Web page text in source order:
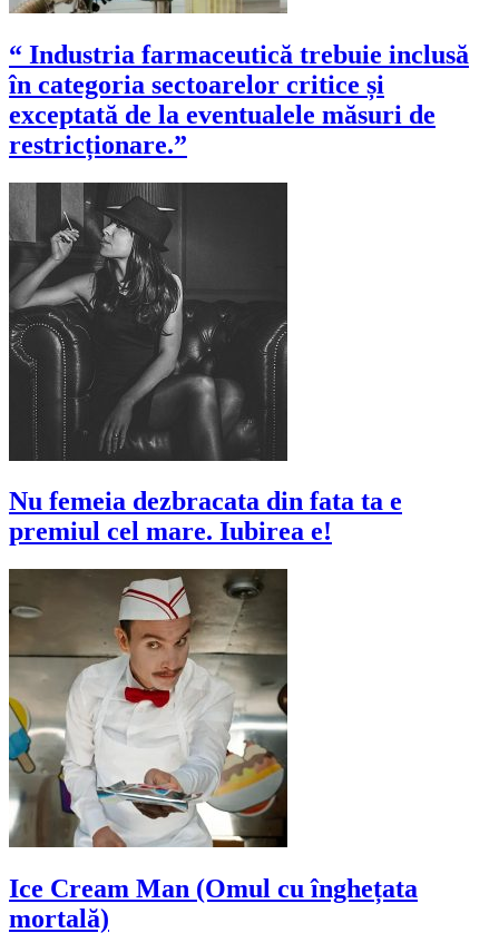
“ Industria farmaceutică trebuie inclusă
în categoria sectoarelor critice și
exceptată de la eventualele măsuri de
restricționare.”
Nu femeia dezbracata din fata ta e
premiul cel mare. Iubirea e!
Ice Cream Man (Omul cu înghețata
mortală)